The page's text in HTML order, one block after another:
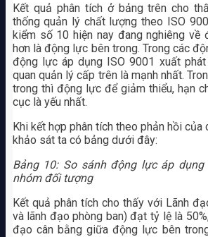
Kết quả phân tích ở bảng trên cho
thống quản lý chất lượng theo ISO
kiểm số 10 hiện nay đang nghiêng về
hơn là động lực bên trong. Trong các
động lực áp dụng ISO 9001 xuất
quan quản lý cấp trên là mạnh nhất.
trong thì động lực để giảm thiểu, hạn
cục là yếu nhất.
Khi kết hợp phân tích theo phản hồi
khảo sát ta có bảng dưới đây:
Bảng 10: So sánh động lực áp dụng
nhóm đối tượng
Kết quả phân tích cho thấy với Lãnh
và lãnh đạo phòng ban) đạt tỷ lệ là
đạo cân bằng giữa động lực bên